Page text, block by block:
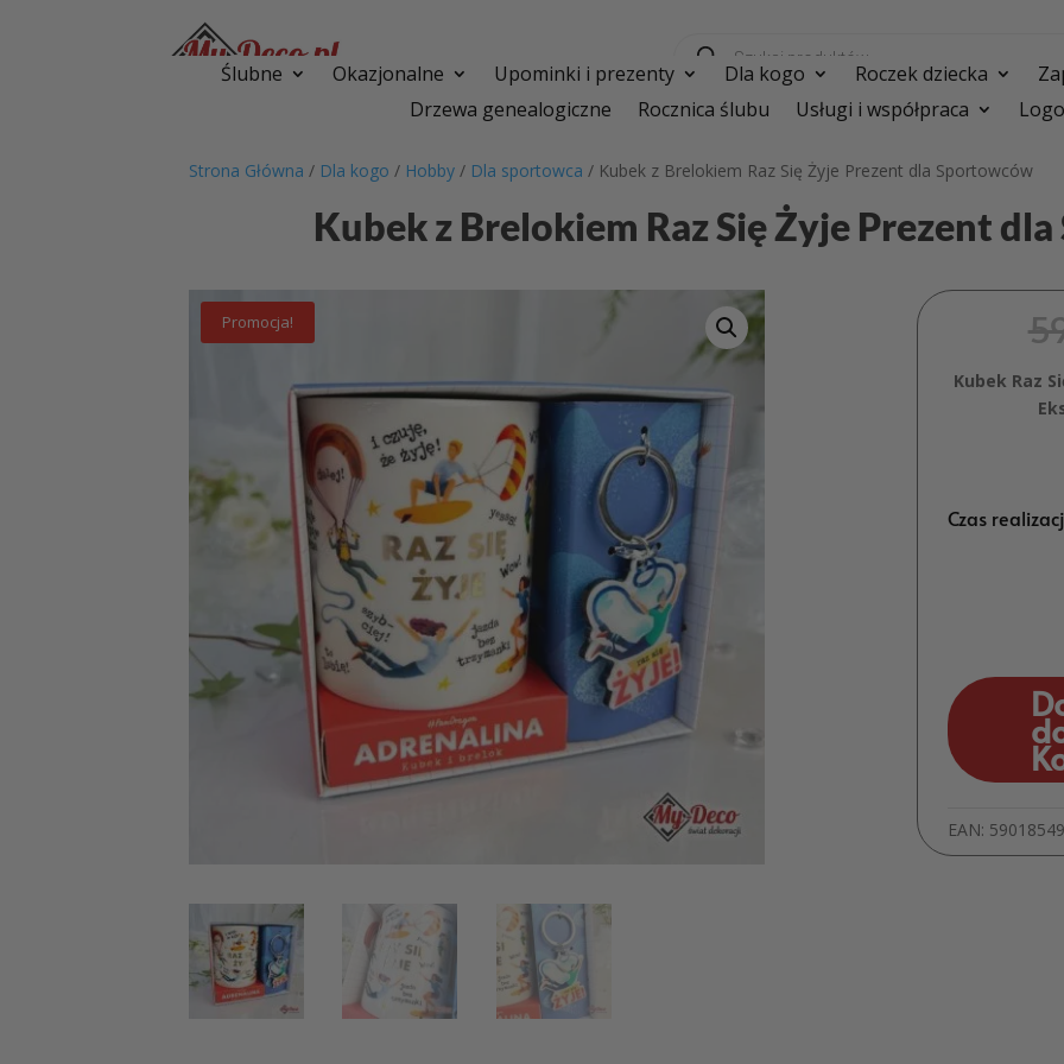
produktów
Ślubne Okazjonalne Upominki i prezenty Dla kogo Roczek dziecka
Drzewa genealogiczne
Rocznica ślubu Usługi i współpraca
Strona Główna / Dla kogo / Hobby / Dla sportowca / Kubek z Brelokiem Raz Się Żyje Prezent dla Sportowców
Kubek z Brelokiem Raz Się Żyje Prezent
Promocja!
Kubek Raz
Czas
EAN: